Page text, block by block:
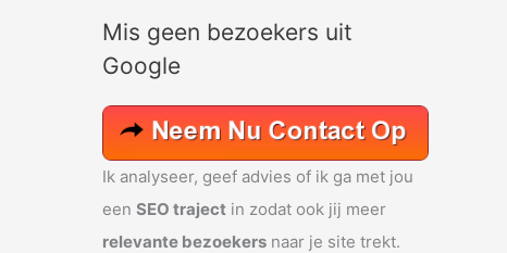
k
n
r
Mis geen bezoekers uit
Google
Ik analyseer, geef advies of ik ga met jou
een SEO traject in zodat ook jij meer
relevante bezoekers naar je site trekt.